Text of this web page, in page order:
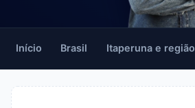
Início Brasil Itaperuna e região